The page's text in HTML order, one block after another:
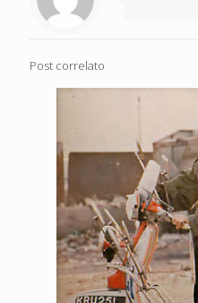
Post correlato